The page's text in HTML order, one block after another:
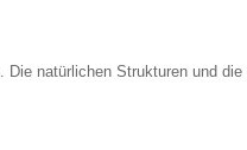
. Die natürlichen Strukturen und